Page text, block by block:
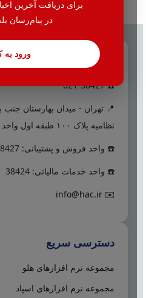
برای دریافت آخرین
در پیام‌رسان
ورود به تماس با ما
☎️ 021-38427
📍 تهران - میدان بهارستان جنب
نظامیه پلاک ۱۰۰ طبقه اول واحد ۲
☎️ واحد فروش و پشتیبانی: 38427
☎️ واحد خدمات مالیاتی: 38424
✉️
info@hac.ir
دسترسی سریع
مجموعه نرم افزارهای هلو
مجموعه نرم افزارهای اسپاد